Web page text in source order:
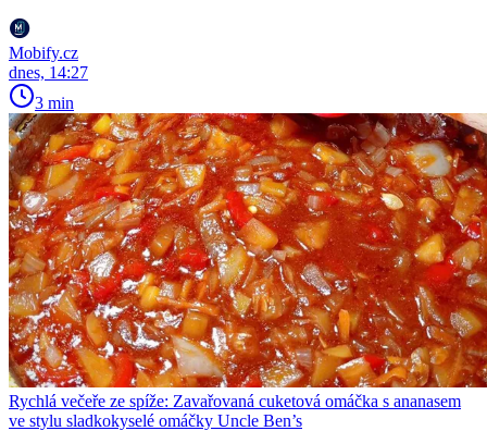
Mobify.cz
dnes, 14:27
3 min
Rychlá večeře ze spíže: Zavařovaná cuketová omáčka s ananasem
ve stylu sladkokyselé omáčky Uncle Ben’s